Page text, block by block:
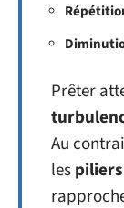
Prêter
Au
les